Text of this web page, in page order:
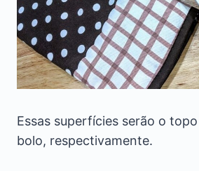
Essas superfícies serão o
bolo, respectivamente.